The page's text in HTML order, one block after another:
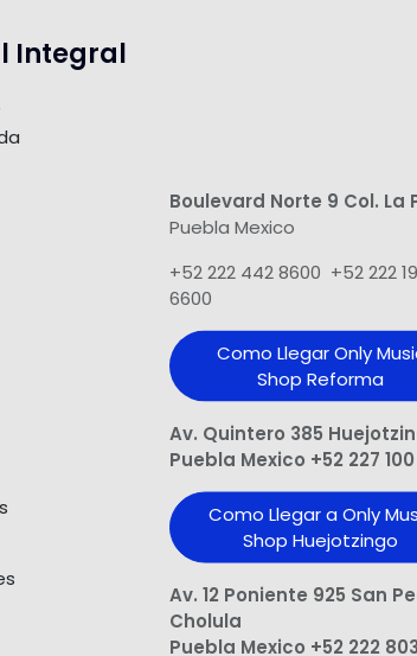
Integral
Boulevard Norte 9 Col. La
Puebla Mexico
+52 222 442 8600 +52 222
6600
Como Llegar Only
Shop​ Reforma
Av. Quintero 385
Puebla Mexico +52 227
Como Llegar a Only
Shop Huejotzingo
Av. 12 Poniente 925 San
Cholula
Puebla Mexico +52 222